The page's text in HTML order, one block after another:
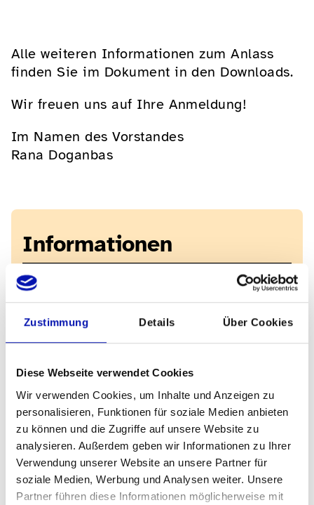
Zustimmung Details Über Cookies
Diese Webseite verwendet Cookies
Wir verwenden Cookies, um Inhalte und Anzeigen zu
personalisieren, Funktionen für soziale Medien anbieten
zu können und die Zugriffe auf unsere Website zu
analysieren. Außerdem geben wir Informationen zu Ihrer
Verwendung unserer Website an unsere Partner für
soziale Medien, Werbung und Analysen weiter. Unsere
Partner führen diese Informationen möglicherweise mit
Alle weiteren Informationen zum Anlass
finden Sie im Dokument in den Downloads.
Wir freuen uns auf Ihre Anmeldung!
Im Namen des Vorstandes
Rana Doganbas
Informationen
Veranstaltungsdatum
Veranstaltungszeit
Anmeldefrist
06.09.2024
Veranstaltungsort
Grosses Haus und Tonhalle
Museumsstrasse 24/25
9000 St. Gallen